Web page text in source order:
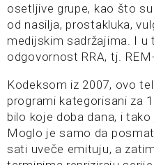
osetljive grupe, kao što
od nasilja, prostakluka,
medijskim sadržajima. I u
odgovornost RRA, tj.
Kodeksom iz 2007, ovo
programi kategorisani za
bilo koje doba dana, i
Moglo je samo da
sati uveče emituju, a